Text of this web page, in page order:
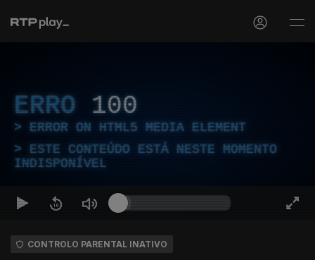
ERRO 100
ERROR ON HTML5 MEDIA ELEMENT
ESTE CONTEÚDO ESTÁ NESTE MOMENTO
INDISPONÍVEL
CONTROLO PARENTAL INATIVO